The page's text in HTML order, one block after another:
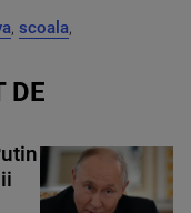
, scoala,
DE